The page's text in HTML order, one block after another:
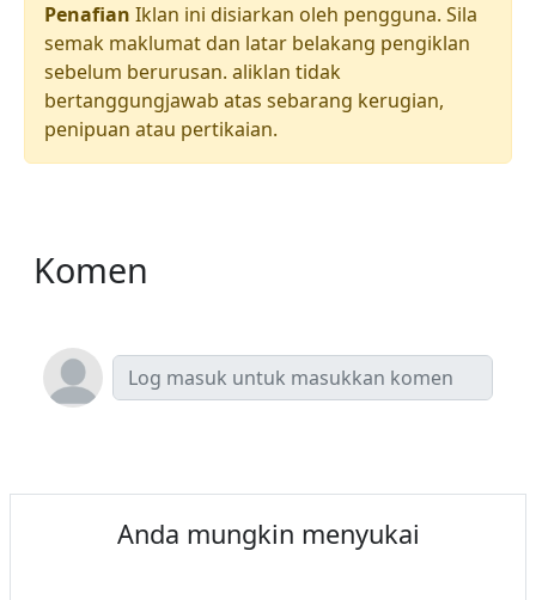
Penafian Iklan ini disiarkan oleh pengguna. Sila
semak maklumat dan latar belakang pengiklan
sebelum berurusan. aliklan tidak
bertanggungjawab atas sebarang kerugian,
penipuan atau pertikaian.
Komen
Anda mungkin menyukai